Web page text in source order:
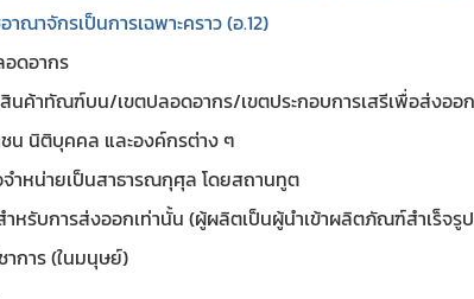
ณาจักรเป็นการเฉพาะคราว (อ.12)
อดอากร
สินค้าทัณฑ์บน/เขตปลอดอากร/เขตประกอบการเสรีเพื่อส่งอ
น นิติบุคคล และองค์กรต่าง ๆ
ำหน่ายเป็นสาธารณกุศุล โดยสถานทูต
ำหรับการส่งออกเท่านั้น (ผู้ผลิตเป็นผู้นำเข้าผลิตภัณฑ์สำเร็จ
าการ (ในมนุษย์)